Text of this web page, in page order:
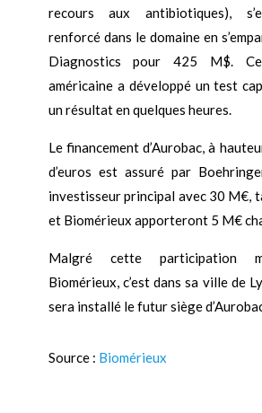
recours aux antibiotiques),
renforcé dans le domaine en
Diagnostics pour 425 M$.
américaine a développé un test
un résultat en quelques heures.
Le financement d’Aurobac, à
d’euros est assuré par
investisseur principal avec 30 M€,
et Biomérieux apporteront 5 M€
Malgré cette participation
Biomérieux, c’est dans sa ville de
sera installé le futur siège d’
Source : Biomérieux